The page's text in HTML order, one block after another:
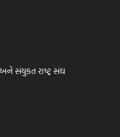
સંયુકત રાષ્ટ્ર સંઘ